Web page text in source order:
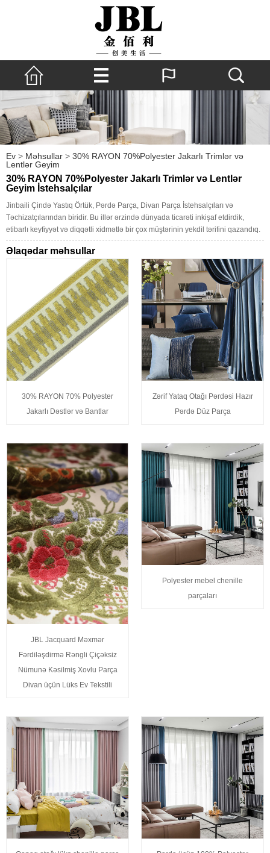
Ev > Məhsullar > 30% RAYON 70%Polyester Jakarlı Trimlər və
Lentlər Geyim
30% RAYON 70%Polyester Jakarlı Trimlər və Lentlər
Geyim İstehsalçılar
Jinbaili Çində Yastıq Örtük, Pərdə Parça, Divan Parça İstehsalçıları və
Təchizatçılarından biridir. Bu illər ərzində dünyada ticarəti inkişaf etdirdik,
etibarlı keyfiyyət və diqqətli xidmətlə bir çox müştərinin yekdil tərifini qazandıq.
Əlaqədar məhsullar
30% RAYON 70% Polyester
Jakarlı Dəstlər və Bantlar
Zərif Yataq Otağı Pərdəsi Hazır
Pərdə Düz Parça
JBL Jacquard Məxmər
Fərdiləşdirmə Rəngli Çiçəksiz
Nümunə Kəsilmiş Xovlu Parça
Divan üçün Lüks Ev Tekstili
Polyester mebel chenille
parçaları